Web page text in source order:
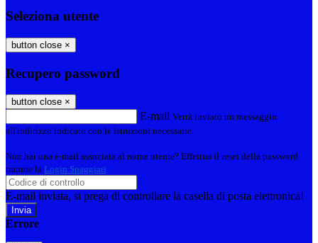
Seleziona utente
button close ×
Recupero password
button close ×
E-mail Verrà inviato un messaggio
all'indirizzo indicato con le istruzioni necessarie.
Non hai una e-mail associata al nome utente? Effettua il reset della password
tramite la Login Spaggiari
E-mail inviata, si prega di controllare la casella di posta elettronica!
Errore